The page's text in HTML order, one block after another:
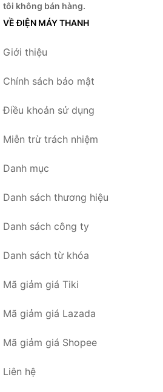
tôi không bán hàng.
VỀ ĐIỆN MÁY THANH
Giới thiệu
Chính sách bảo mật
Điều khoản sử dụng
Miễn trừ trách nhiệm
Danh mục
Danh sách thương hiệu
Danh sách công ty
Danh sách từ khóa
Mã giảm giá Tiki
Mã giảm giá Lazada
Mã giảm giá Shopee
Liên hệ